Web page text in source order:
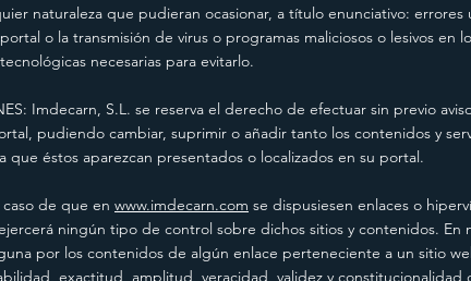
naturaleza que pudieran ocasionar, a título enunciativo:
o la transmisión de virus o programas maliciosos o lesivos en
necesarias para evitarlo.
Imdecarn, S.L. se reserva el derecho de efectuar sin previo
pudiendo cambiar, suprimir o añadir tanto los contenidos y
que éstos aparezcan presentados o localizados en su portal.
caso de que en www.imdecarn.com se dispusiesen enlaces o
ningún tipo de control sobre dichos sitios y contenidos. En
por los contenidos de algún enlace perteneciente a un sitio
exactitud, amplitud, veracidad, validez y constitucionalidad